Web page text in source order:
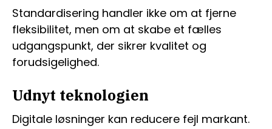
Standardisering handler ikke om at fjerne
fleksibilitet, men om at skabe et fælles
udgangspunkt, der sikrer kvalitet og
forudsigelighed.
Udnyt teknologien
Digitale løsninger kan reducere fejl markant.